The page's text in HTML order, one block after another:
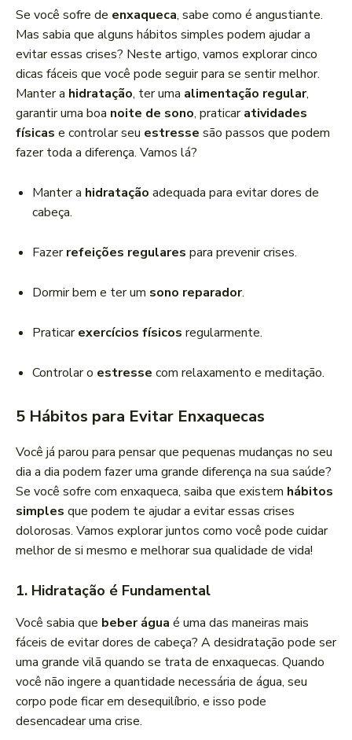
d
o
r
d
e
á
u
d
o
Se você sofre de enxaqueca, sabe como é angustiante.
Mas sabia que alguns hábitos simples podem ajudar a
evitar essas crises? Neste artigo, vamos explorar cinco
dicas fáceis que você pode seguir para se sentir melhor.
Manter a hidratação, ter uma alimentação regular,
garantir uma boa noite de sono, praticaratividades
físicas e controlar seu estresse são passos que podem
fazer toda a diferença. Vamos lá?
Manter a hidratação adequada para evitar dores de
cabeça.
Fazerrefeições regulares para prevenir crises.
Dormir bem e ter um sono reparador.
Praticarexercícios físicos regularmente.
Controlar o estresse com relaxamento e meditação.
5 Hábitos para Evitar Enxaquecas
Você já parou para pensar que pequenas mudanças no seu
dia a dia podem fazer uma grande diferença na sua saúde?
Se você sofre com enxaqueca, saiba que existem hábitos
simples que podem te ajudar a evitar essas crises
dolorosas. Vamos explorar juntos como você pode cuidar
melhor de si mesmo e melhorar sua qualidade de vida!
1. Hidratação é Fundamental
Você sabia que beber água é uma das maneiras mais
fáceis de evitar dores de cabeça? A desidratação pode ser
uma grande vilã quando se trata de enxaquecas. Quando
você não ingere a quantidade necessária de água, seu
corpo pode ficar em desequilíbrio, e isso pode
desencadear uma crise.